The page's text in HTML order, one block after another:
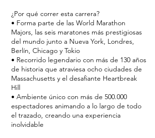
¿Por qué correr esta carrera?
• Forma parte de las World Marathon
Majors, las seis maratones más prestigiosas
del mundo junto a Nueva York, Londres,
Berlín, Chicago y Tokio
• Recorrido legendario con más de 130 años
de historia que atraviesa ocho ciudades de
Massachusetts y el desafiante Heartbreak
Hill
• Ambiente único con más de 500.000
espectadores animando a lo largo de todo
el trazado, creando una experiencia
inolvidable